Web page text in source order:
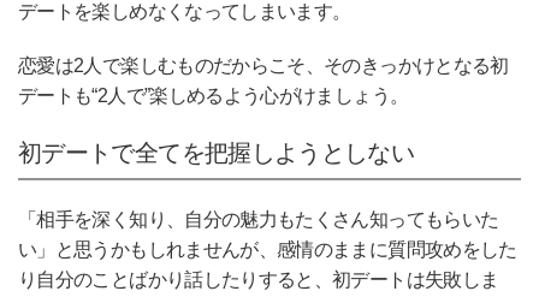
デートを楽しめなくなってしまいます。
恋愛は2人で楽しむものだからこそ、そのきっかけとなる初
デートも“2人で”楽しめるよう心がけましょう。
初デートで全てを把握しようとしない
「相手を深く知り、自分の魅力もたくさん知ってもらいた
い」と思うかもしれませんが、感情のままに質問攻めをした
り自分のことばかり話したりすると、初デートは失敗しま